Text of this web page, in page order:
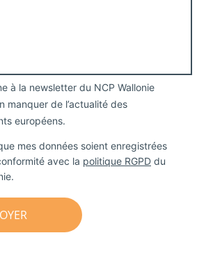
à la newsletter du NCP Wallonie
manquer de l’actualité des
européens.
mes données soient enregistrées
avec la politique RGPD du